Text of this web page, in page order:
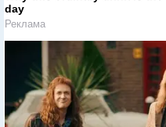
day
Реклама